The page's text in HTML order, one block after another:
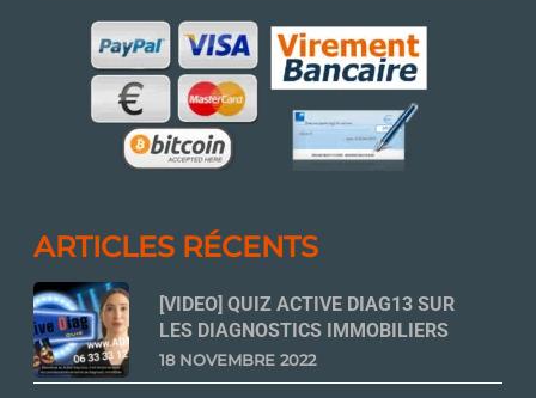
ARTICLES RÉCENTS
[VIDEO] QUIZ ACTIVE DIAG13 SUR
LES DIAGNOSTICS IMMOBILIERS
18 NOVEMBRE 2022